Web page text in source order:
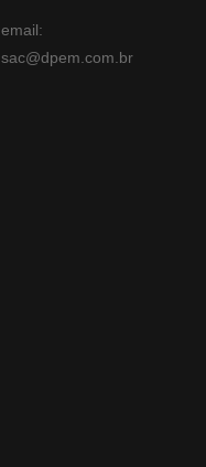
email:
sac@dpem.com.br